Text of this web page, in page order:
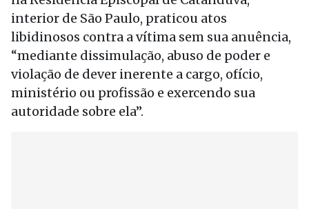
interior de São Paulo, praticou atos
libidinosos contra a vítima sem sua anuência,
“mediante dissimulação, abuso de poder e
violação de dever inerente a cargo, ofício,
ministério ou profissão e exercendo sua
autoridade sobre ela”.